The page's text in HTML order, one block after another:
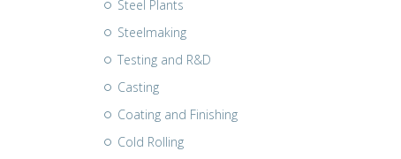
Steel Plants
Steelmaking
Testing and R&D
Casting
Coating and Finishing
Cold Rolling